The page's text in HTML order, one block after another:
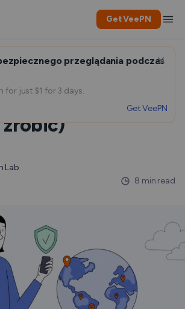
Get VeePN
lokalizację VPN
dla których
Lab
8 min read
przeglądania podczas
just $1 for 3 days.
Get VeePN